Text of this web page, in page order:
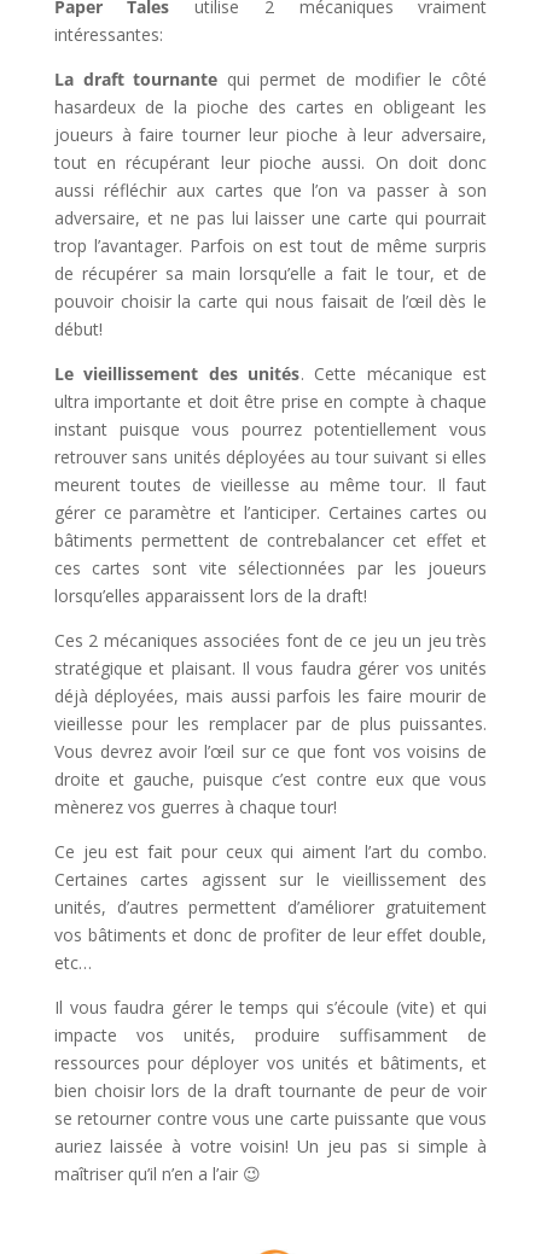
Paper Tales utilise 2 mécaniques vraiment
intéressantes:
La draft tournante qui permet de modifier le côté
hasardeux de la pioche des cartes en obligeant les
joueurs à faire tourner leur pioche à leur adversaire,
tout en récupérant leur pioche aussi. On doit donc
aussi réfléchir aux cartes que l’on va passer à son
adversaire, et ne pas lui laisser une carte qui pourrait
trop l’avantager. Parfois on est tout de même surpris
de récupérer sa main lorsqu’elle a fait le tour, et de
pouvoir choisir la carte qui nous faisait de l’œil dès le
début!
Le vieillissement des unités. Cette mécanique est
ultra importante et doit être prise en compte à chaque
instant puisque vous pourrez potentiellement vous
retrouver sans unités déployées au tour suivant si elles
meurent toutes de vieillesse au même tour. Il faut
gérer ce paramètre et l’anticiper. Certaines cartes ou
bâtiments permettent de contrebalancer cet effet et
ces cartes sont vite sélectionnées par les joueurs
lorsqu’elles apparaissent lors de la draft!
Ces 2 mécaniques associées font de ce jeu un jeu très
stratégique et plaisant. Il vous faudra gérer vos unités
déjà déployées, mais aussi parfois les faire mourir de
vieillesse pour les remplacer par de plus puissantes.
Vous devrez avoir l’œil sur ce que font vos voisins de
droite et gauche, puisque c’est contre eux que vous
mènerez vos guerres à chaque tour!
Ce jeu est fait pour ceux qui aiment l’art du combo.
Certaines cartes agissent sur le vieillissement des
unités, d’autres permettent d’améliorer gratuitement
vos bâtiments et donc de profiter de leur effet double,
etc…
Il vous faudra gérer le temps qui s’écoule (vite) et qui
impacte vos unités, produire suffisamment de
ressources pour déployer vos unités et bâtiments, et
bien choisir lors de la draft tournante de peur de voir
se retourner contre vous une carte puissante que vous
auriez laissée à votre voisin! Un jeu pas si simple à
maîtriser qu’il n’en a l’air 😉